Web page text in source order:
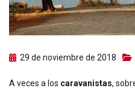
29 de noviembre de 2018
A veces a los caravanistas,